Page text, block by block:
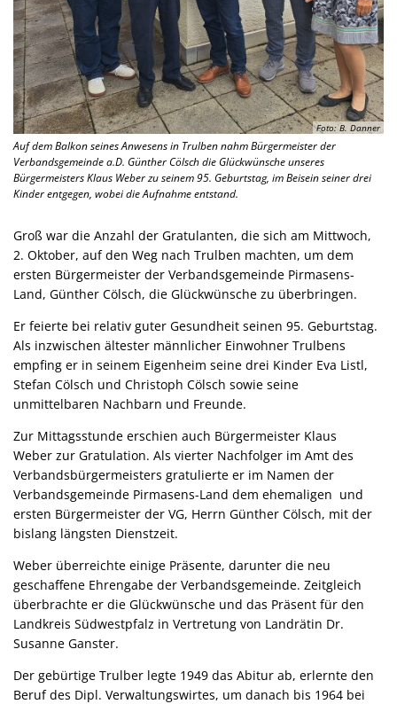
Foto: B. Danner
Auf dem Balkon seines Anwesens in Trulben nahm Bürgermeister der
Verbandsgemeinde a.D. Günther Cölsch die Glückwünsche unseres
Bürgermeisters Klaus Weber zu seinem 95. Geburtstag, im Beisein seiner drei
Kinder entgegen, wobei die Aufnahme entstand.
Groß war die Anzahl der Gratulanten, die sich am Mittwoch,
2. Oktober, auf den Weg nach Trulben machten, um dem
ersten Bürgermeister der Verbandsgemeinde Pirmasens-
Land, Günther Cölsch, die Glückwünsche zu überbringen.
Er feierte bei relativ guter Gesundheit seinen 95. Geburtstag.
Als inzwischen ältester männlicher Einwohner Trulbens
empfing er in seinem Eigenheim seine drei Kinder Eva Listl,
Stefan Cölsch und Christoph Cölsch sowie seine
unmittelbaren Nachbarn und Freunde.
Zur Mittagsstunde erschien auch Bürgermeister Klaus
Weber zur Gratulation. Als vierter Nachfolger im Amt des
Verbandsbürgermeisters gratulierte er im Namen der
Verbandsgemeinde Pirmasens-Land dem ehemaligen und
ersten Bürgermeister der VG, Herrn Günther Cölsch, mit der
bislang längsten Dienstzeit.
Weber überreichte einige Präsente, darunter die neu
geschaffene Ehrengabe der Verbandsgemeinde. Zeitgleich
überbrachte er die Glückwünsche und das Präsent für den
Landkreis Südwestpfalz in Vertretung von Landrätin Dr.
Susanne Ganster.
Der gebürtige Trulber legte 1949 das Abitur ab, erlernte den
Beruf des Dipl. Verwaltungswirtes, um danach bis 1964 bei